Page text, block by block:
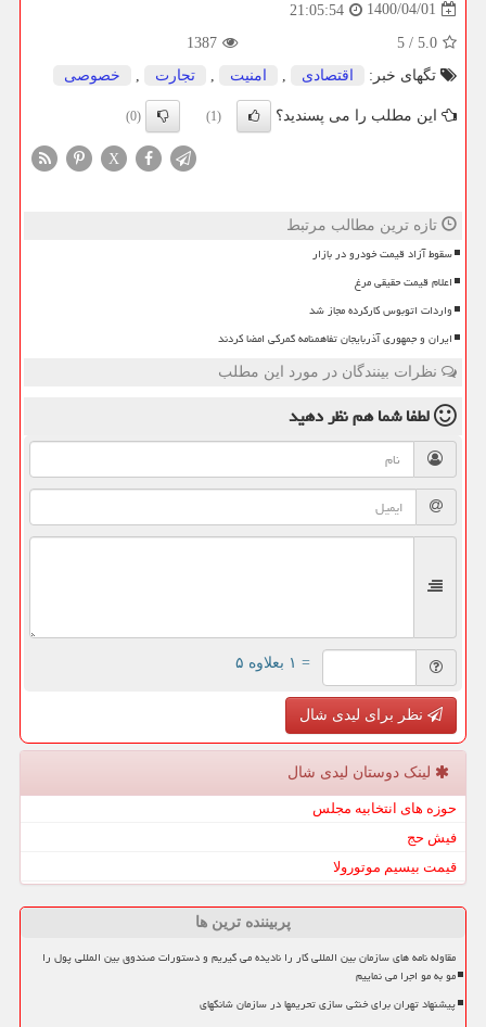
1400/04/01
21:05:54
5.0
/
5
1387
تگهای خبر:
اقتصادی , امنیت , تجارت , خصوصی
این مطلب را می پسندید؟ (1)
(0)
X
تازه ترین مطالب مرتبط
سقوط آزاد قیمت خودرو در بازار
اعلام قیمت حقیقی مرغ
واردات اتوبوس کارکرده مجاز شد
ایران و جمهوری آذربایجان تفاهمنامه گمرکی امضا کردند
نظرات بینندگان در مورد این مطلب
لطفا شما همنظر دهید
= ۱ بعلاوه ۵
نظر برای لیدی شال
لینک دوستان لیدی شال
حوزه های انتخابیه مجلس
فیش حج
قیمت بیسیم موتورولا
پربیننده ترین ها
مقاوله نامه های سازمان بین المللی کار را نادیده می گیریم و دستورات صندوق بین المللی پول را
مو به مو اجرا می نماییم
پیشنهاد تهران برای خنثی سازی تحریمها در سازمان شانگهای